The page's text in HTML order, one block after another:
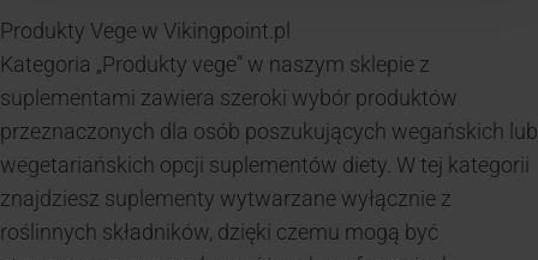
Produkty Vege w Vikingpoint.pl
Kategoria „Produkty vege” w naszym sklepie z
suplementami zawiera szeroki wybór produktów
przeznaczonych dla osób poszukujących wegańskich lub
wegetariańskich opcji suplementów diety. W tej kategorii
znajdziesz suplementy wytwarzane wyłącznie z
roślinnych składników, dzięki czemu mogą być